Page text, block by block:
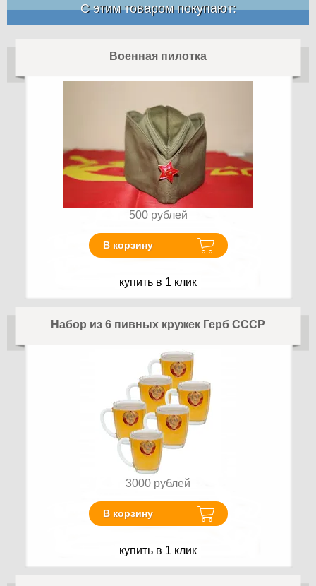
С этим товаром покупают:
Военная пилотка
500 рублей
В корзину
купить в 1 клик
Набор из 6 пивных кружек Герб СССР
3000 рублей
В корзину
купить в 1 клик